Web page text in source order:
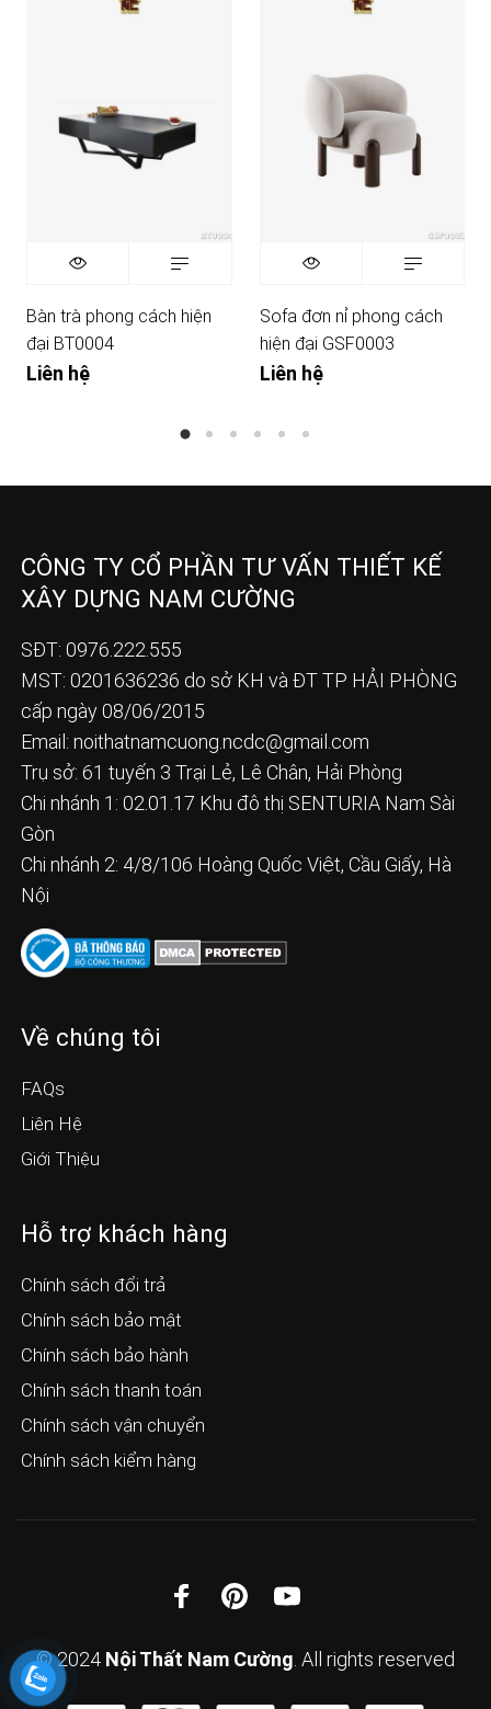
Bàn trà phong cách hiện
đại BT0004
Liên hệ
Sofa đơn nỉ phong cách
hiện đại GSF0003
Liên hệ
CÔNG TY CỔ PHẦN TƯ VẤN THIẾT KẾ
XÂY DỰNG NAM CƯỜNG
SĐT: 0976.222.555
MST: 0201636236 do sở KH và ĐT TP HẢI PHÒNG
cấp ngày 08/06/2015
Email: noithatnamcuong.ncdc@gmail.com
Trụ sở: 61 tuyến 3 Trại Lẻ, Lê Chân, Hải Phòng
Chi nhánh 1: 02.01.17 Khu đô thị SENTURIA Nam Sài
Gòn
Chi nhánh 2: 4/8/106 Hoàng Quốc Việt, Cầu Giấy, Hà
Nội
Về chúng tôi
FAQs
Liên Hệ
Giới Thiệu
Hỗ trợ khách hàng
Chính sách đổi trả
Chính sách bảo mật
Chính sách bảo hành
Chính sách thanh toán
Chính sách vận chuyển
Chính sách kiểm hàng
© 2024 Nội Thất Nam Cường . All rights reserved